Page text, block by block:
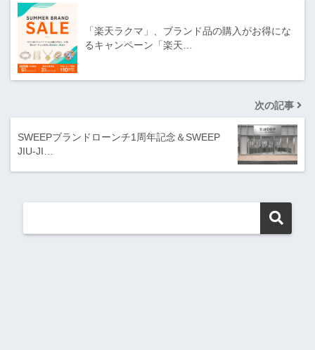
「楽天ラクマ」、ブランド品の購入がお得にな
るキャンペーン「楽天…
次の記事
SWEEPブランドローンチ1周年記念＆SWEEP
JIU-JI…